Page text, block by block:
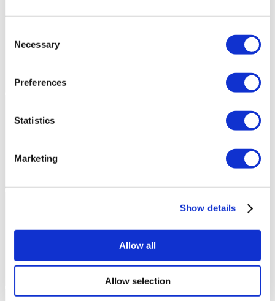
Selection
Necessary
Preferences
Statistics
Marketing
Show details
Allow all
Allow selection